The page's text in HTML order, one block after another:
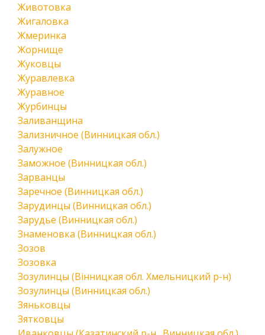
Животовка
Жигаловка
Жмеринка
Жорнище
Жуковцы
Журавлевка
Журавное
Журбинцы
Заливанщина
Зализничное (Винницкая обл.)
Залужное
Заможное (Винницкая обл.)
Зарванцы
Заречное (Винницкая обл.)
Зарудинцы (Винницкая обл.)
Зарудье (Винницкая обл.)
Знаменовка (Винницкая обл.)
Зозов
Зозовка
Зозулинцы (Вінницкая обл. Хмельницкий р-н)
Зозулинцы (Винницкая обл.)
Зяньковцы
Зятковцы